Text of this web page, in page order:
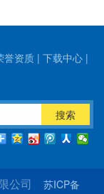
誉资质 | 下载中心 |
搜索
公司 苏ICP备